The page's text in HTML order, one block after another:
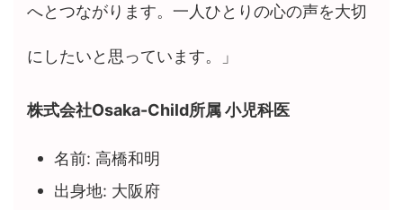
へとつながります。一人ひとりの心の声を大切
にしたいと思っています。」
株式会社Osaka-Child所属 小児科医
名前: 高橋和明
出身地: 大阪府